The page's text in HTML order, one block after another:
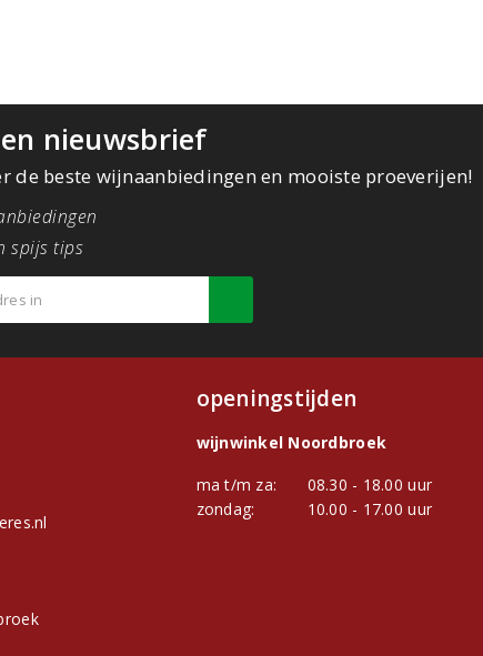
nieuwsbrief
de beste wijnaanbiedingen en mooiste proeverijen!
spijs tips
openingstijden
wijnwinkel Noordbroek
ma t/m za:
08.30 - 18.00 uur
zondag:
10.00 - 17.00 uur